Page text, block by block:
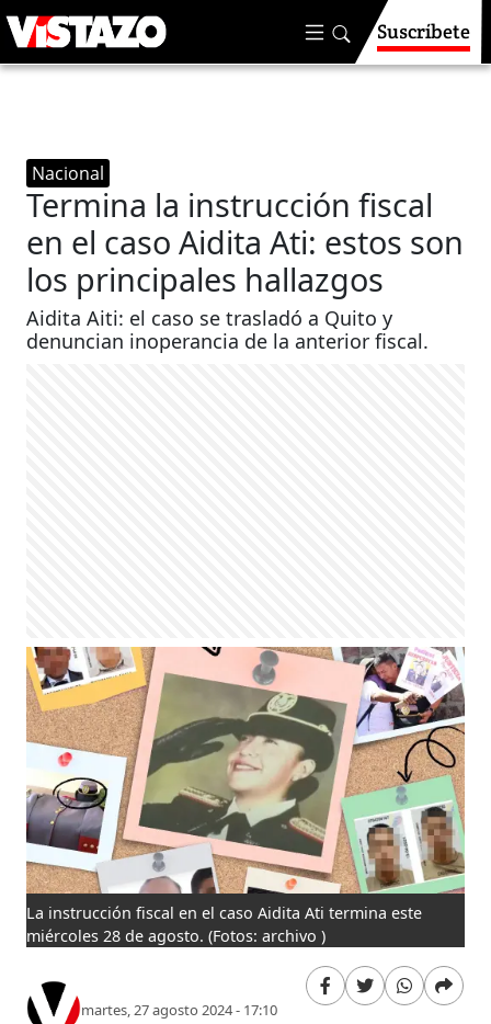
Suscríbete
Nacional
Termina la instrucción fiscal
en el caso Aidita Ati: estos son
los principales hallazgos
Aidita Aiti: el caso se trasladó a Quito y
denuncian inoperancia de la anterior fiscal.
La instrucción fiscal en el caso Aidita Ati termina este
miércoles 28 de agosto.(Fotos: archivo )
martes, 27 agosto 2024 - 17:10